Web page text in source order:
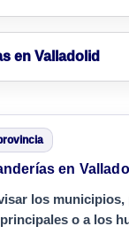
en Valladolid
en
los municipios,
o a los